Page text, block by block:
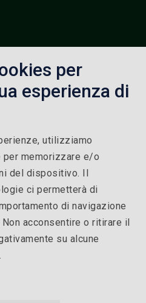
N° Iscriz. Albo: 1436
per
esperienza di
utilizziamo
memorizzare e/o
del dispositivo. Il
ci permetterà di
di navigazione
acconsentire o ritirare il
su alcune